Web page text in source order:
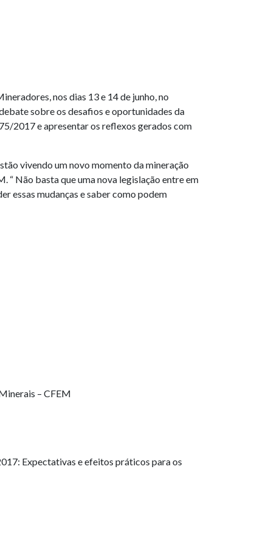
nos dias 13 e 14 de junho, no
sobre os desafios e oportunidades da
2017 e apresentar os reflexos gerados com
vivendo um novo momento da mineração
“ Não basta que uma nova legislação entre em
essas mudanças e saber como podem
– CFEM
Expectativas e efeitos práticos para os